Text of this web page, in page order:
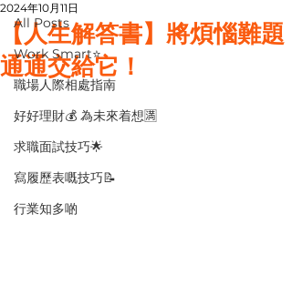
All Posts
Work Smart⭐️
職場人際相處指南
好好理財💰 為未來着想🈵
求職面試技巧🌟
寫履歷表嘅技巧📝
行業知多啲
【人生解答書】將煩惱難題
通通交給它！
2024年10月11日